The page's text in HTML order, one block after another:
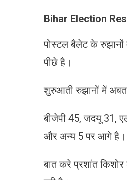
Bihar Election
पोस्टल बैलेट के रुझानों
पीछे है।
शुरुआती रुझानों में
बीजेपी 45, जदयू 31,
और अन्य 5 पर आगे है।
बात करे प्रशांत